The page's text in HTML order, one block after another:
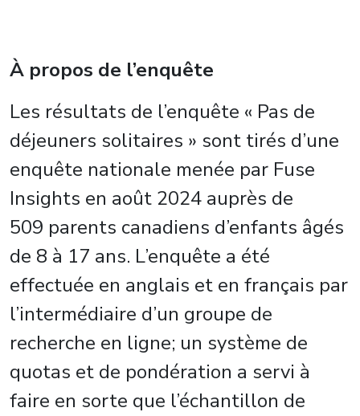
À propos de l’enquête
Les résultats de l’enquête « Pas de
déjeuners solitaires » sont tirés d’une
enquête nationale menée par Fuse
Insights en août 2024 auprès de
509 parents canadiens d’enfants âgés
de 8 à 17 ans. L’enquête a été
effectuée en anglais et en français par
l’intermédiaire d’un groupe de
recherche en ligne; un système de
quotas et de pondération a servi à
faire en sorte que l’échantillon de